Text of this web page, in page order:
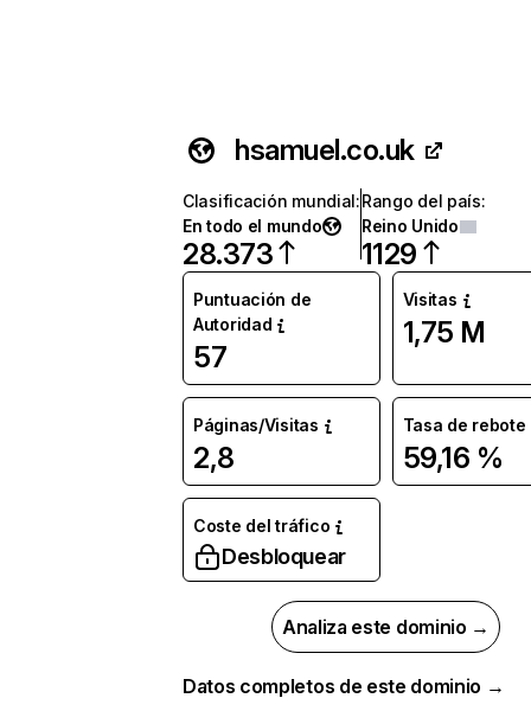
hsamuel.co.uk
Clasificación mundial:
En todo el mundo
28.373
Rango del país:
Reino Unido
1129
Puntuación de
Autoridad
57
Visitas
1,75 M
Páginas/Visitas
2,8
Tasa de rebote
59,16 %
Coste del tráfico
Desbloquear
Analiza este dominio →
Datos completos de este dominio →